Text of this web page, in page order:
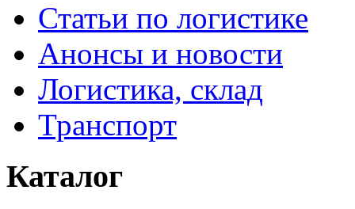
Статьи по логистике
Анонсы и новости
Логистика, склад
Транспорт
Каталог